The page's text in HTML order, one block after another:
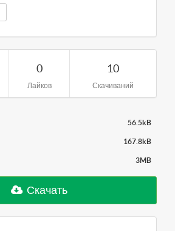
0
Лайков
10
Скачиваний
56.5kB
167.8kB
3MB
Скачать